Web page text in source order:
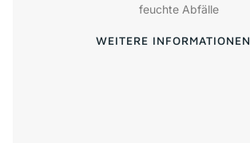
feuchte Abfälle
WEITERE INFORMATIONEN